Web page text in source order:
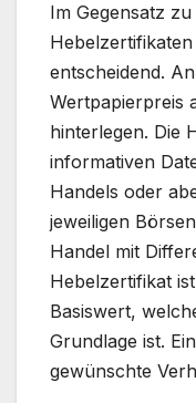
Im Gegensatz
entscheidend.
Wertpapierpreis
hinterlegen. Die
informativen
Handels oder
jeweiligen
Handel mit
Hebelzertifikat
Basiswert,
Grundlage ist.
gewünschte